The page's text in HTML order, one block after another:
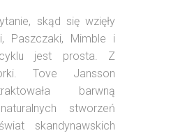
skąd się wzięły
Paszczaki, Mimble i
jest prosta. Z
Tove Jansson
barwną
stworzeń
skandynawskich